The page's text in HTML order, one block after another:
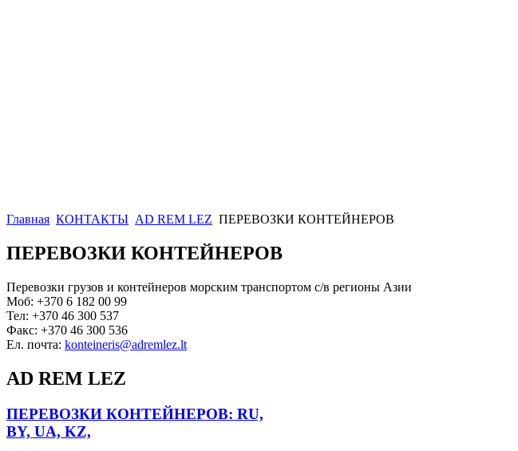
Главная КОНТАКТЫ AD REM LEZ ПЕРЕВОЗКИ КОНТЕЙНЕРОВ
ПЕРЕВОЗКИ КОНТЕЙНЕРОВ
Перевозки грузов и контейнеров морским транспортом с/в регионы Азии
Моб: +370 6 182 00 99
Тел: +370 46 300 537
Факс: +370 46 300 536
Ел. почта: konteineris@adremlez.lt
AD REM LEZ
ПЕРЕВОЗКИ КОНТЕЙНЕРОВ: RU,
BY, UA, KZ,